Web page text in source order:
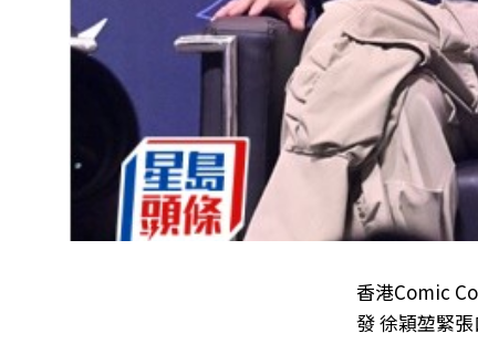
香港Comic
發 徐穎堃緊